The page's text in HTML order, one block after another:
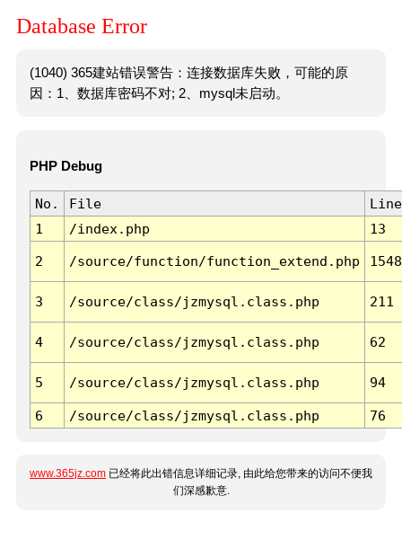
Database Error
(1040) 365建站错误警告：连接数据库失败，可能的原
因：1、数据库密码不对; 2、mysql未启动。
PHP Debug
No. File
Line
1
/index.php 13
2 /source/function/function_extend.php 1548
3 /source/class/jzmysql.class.php 211
4 /source/class/jzmysql.class.php 62
5 /source/class/jzmysql.class.php 94
6 /source/class/jzmysql.class.php 76
www.365jz.com 已经将此出错信息详细记录, 由此给您带来的访问不便我
们深感歉意.